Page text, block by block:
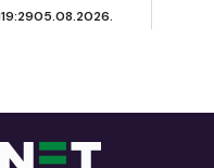
19:2905.08.2026.